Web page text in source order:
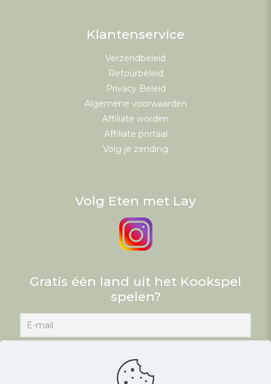
Klantenservice
Verzendbeleid
Retourbeleid
Privacy Beleid
Algemene voorwaarden
Affiliate worden
Affiliate portaal
Volg je zending
Volg Eten met Lay
Gratis één land uit het Kookspel
spelen?